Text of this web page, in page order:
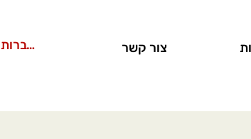
להתחברות צור קשר